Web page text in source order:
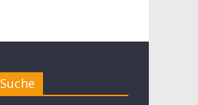
Suche